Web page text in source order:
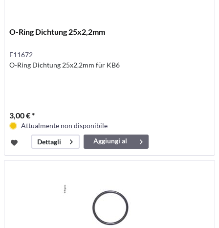
O-Ring Dichtung 25x2,2mm
E11672
O-Ring Dichtung 25x2,2mm für KB6
3,00 € *
Attualmente non disponibile
Dettagli
Aggiungi al
carrello